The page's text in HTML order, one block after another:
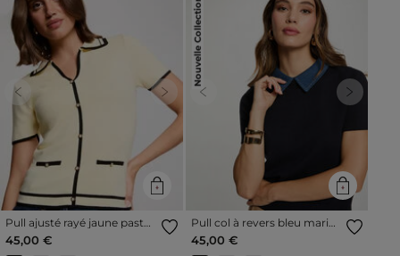
Previous Next
Pull ajusté rayé jaune pastel
femme
45,00 €
Nouvelle Collection
Previous Next
Pull col à revers bleu marine
femme
45,00 €